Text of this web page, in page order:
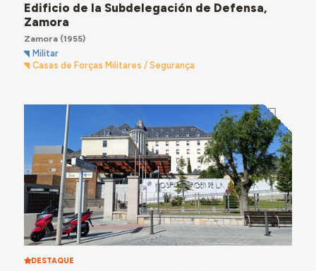
Edificio de la Subdelegación de Defensa,
Zamora
Zamora(1955)
Militar
Casas de Forças Militares / Segurança
DESTAQUE